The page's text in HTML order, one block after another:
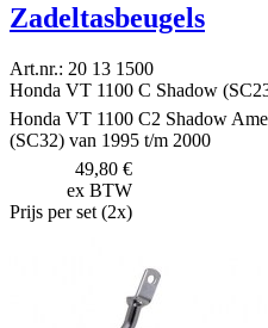
Zadeltasbeugels
Art.nr.: 20 13 1500
Honda VT 1100 C Shadow
Honda VT 1100 C2 Shadow
(SC32) van 1995 t/m 2000
49,80 €
ex BTW
Prijs per set (2x)